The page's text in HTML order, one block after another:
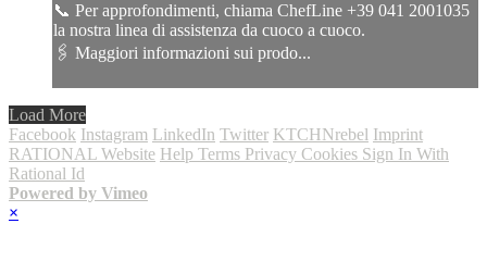
📞 Per approfondimenti, chiama ChefLine +39 041 2001035
la nostra linea di assistenza da cuoco a cuoco.
🖇️ Maggiori informazioni sui prodo...
Load More
Facebook Instagram LinkedIn Twitter KTCHNrebel Imprint
RATIONAL Website Help Terms Privacy Cookies Sign In With
Rational Id
Powered by Vimeo
×